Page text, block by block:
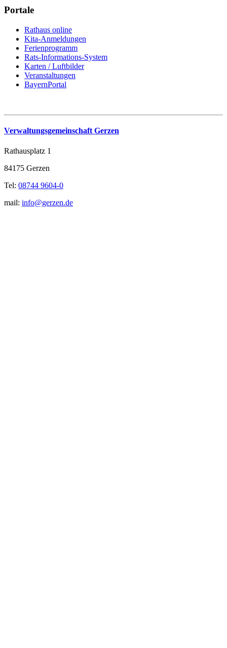
Portale
Rathaus online
Kita-Anmeldungen
Ferienprogramm
Rats-Informations-System
Karten / Luftbilder
Veranstaltungen
BayernPortal
Verwaltungsgemeinschaft Gerzen
Rathausplatz 1
84175 Gerzen
Tel: 08744 9604-0
mail: info@gerzen.de